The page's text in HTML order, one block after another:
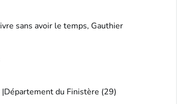
sans avoir le temps, Gauthier
|Département du Finistère (29)